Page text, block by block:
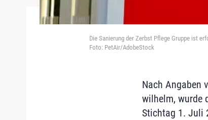
Die Sanierung der Zerbst Pflege Gruppe ist
Foto: PetAir/AdobeStock
Nach Angaben
wilhelm, wurde
Stichtag 1. Juli